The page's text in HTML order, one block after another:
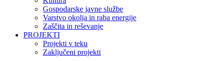
Gospodarske javne službe
Varstvo okolja in raba energije
Zaščita in reševanje
PROJEKTI
Projekti v teku
Zaključeni projekti